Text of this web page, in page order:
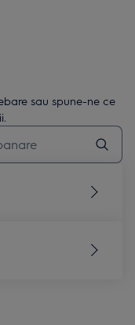
sau spune-ne ce